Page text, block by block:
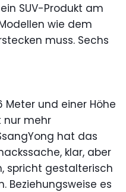
SUV-Produkt am
wie dem
muss. Sechs
Meter und einer Höhe
nur mehr
hat das
klar, aber
spricht gestalterisch
Beziehungsweise es